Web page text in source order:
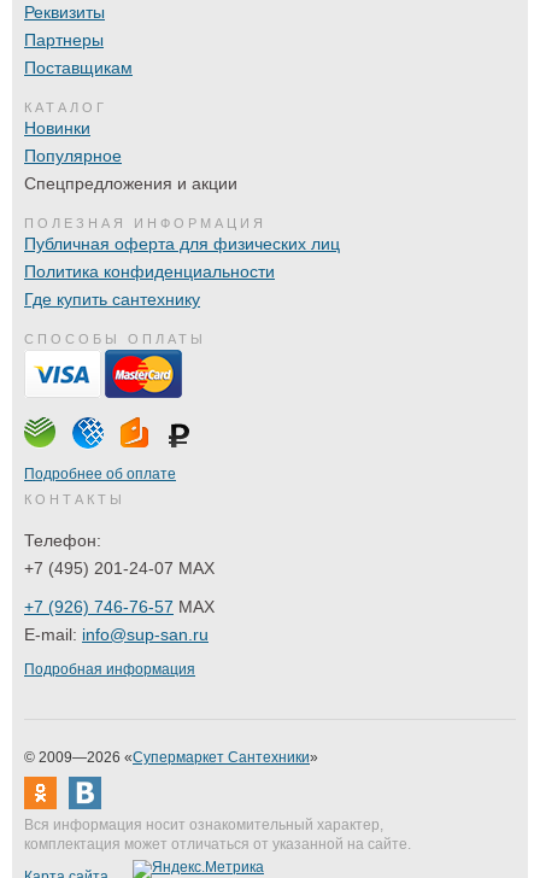
Реквизиты
Партнеры
Поставщикам
КАТАЛОГ
Новинки
Популярное
Спецпредложения и акции
ПОЛЕЗНАЯ ИНФОРМАЦИЯ
Публичная оферта для физических лиц
Политика конфиденциальности
Где купить сантехнику
СПОСОБЫ ОПЛАТЫ
Подробнее об оплате
КОНТАКТЫ
Телефон:
+7 (495) 201-24-07 MAX
+7 (926) 746-76-57 MAX
E-mail: info@sup-san.ru
Подробная информация
© 2009—2026 «Супермаркет Сантехники»
Вся информация носит ознакомительный характер,
комплектация может отличаться от указанной на сайте.